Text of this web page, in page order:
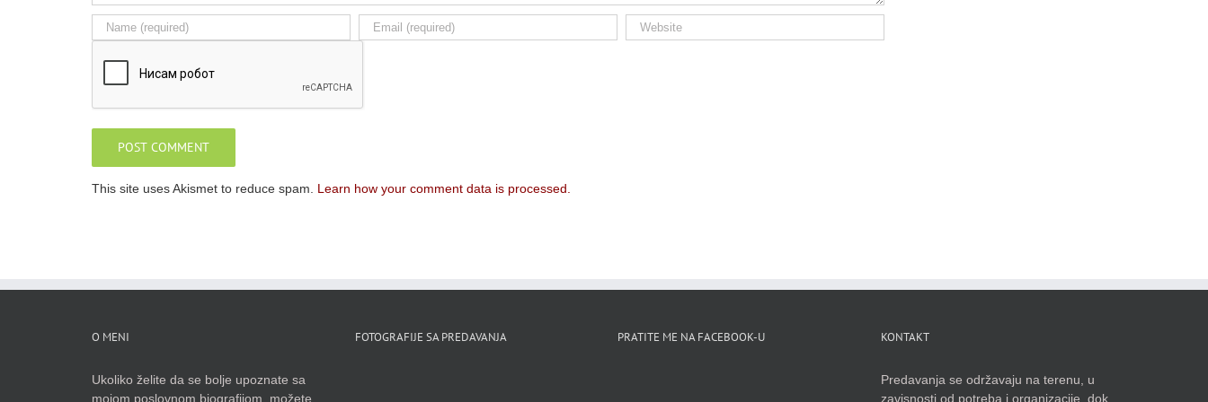
This site uses Akismet to reduce spam. Learn how your comment data is processed.
O MENI
Ukoliko želite da se bolje upoznate sa
mojom poslovnom biografijom, možete
FOTOGRAFIJE SA PREDAVANJA PRATITE ME NA FACEBOOK-U KONTAKT
Predavanja se održavaju na terenu, u
zavisnosti od potreba i organizacije, dok